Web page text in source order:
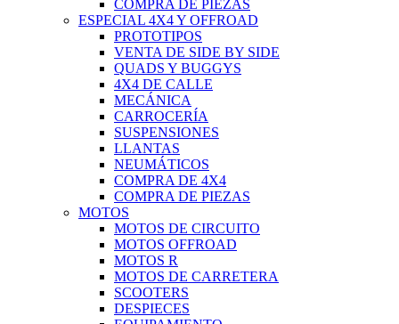
COMPRA DE PIEZAS
ESPECIAL 4X4 Y OFFROAD
PROTOTIPOS
VENTA DE SIDE BY SIDE
QUADS Y BUGGYS
4X4 DE CALLE
MECÁNICA
CARROCERÍA
SUSPENSIONES
LLANTAS
NEUMÁTICOS
COMPRA DE 4X4
COMPRA DE PIEZAS
MOTOS
MOTOS DE CIRCUITO
MOTOS OFFROAD
MOTOS R
MOTOS DE CARRETERA
SCOOTERS
DESPIECES